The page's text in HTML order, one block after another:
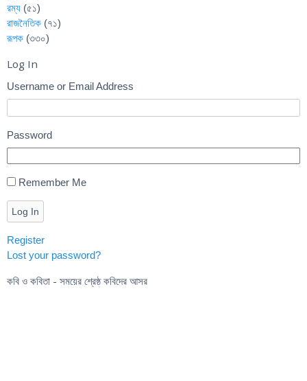
রম্য (৫১)
রাজনৈতিক (৭১)
রূপক (৩৩০)
Log In
Username or Email Address
Password
Remember Me
Log In
Register
Lost your password?
কবি ও কবিতা - সময়ের শ্রেষ্ঠ কবিদের আসর